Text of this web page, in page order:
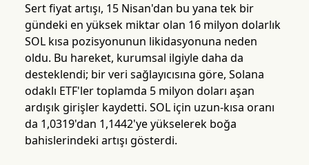
Sert fiyat artışı, 15 Nisan'dan bu yana tek bir
gündeki en yüksek miktar olan 16 milyon dolarlık
SOL kısa pozisyonunun likidasyonuna neden
oldu. Bu hareket, kurumsal ilgiyle daha da
desteklendi; bir veri sağlayıcısına göre, Solana
odaklı ETF'ler toplamda 5 milyon doları aşan
ardışık girişler kaydetti. SOL için uzun-kısa oranı
da 1,0319'dan 1,1442'ye yükselerek boğa
bahislerindeki artışı gösterdi.